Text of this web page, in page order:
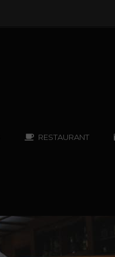
RESTAURANT